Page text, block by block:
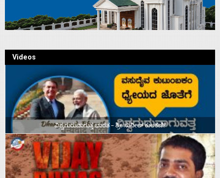
Videos
ವಿಶ್ವಗುರುವಾಗುತ್ತ ಭಾರತ – ಶ್ರೀ ಸುನೀಲ್‌ ಕುಲಕರ್ಣಿ